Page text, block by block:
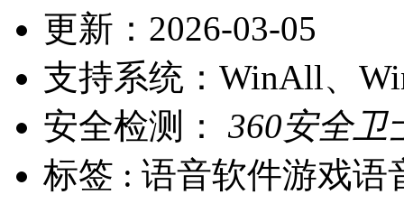
更新： 2026-03-05
支持系统： WinAll、
安全检测：
360安全卫
标签 : 语音软件游戏语